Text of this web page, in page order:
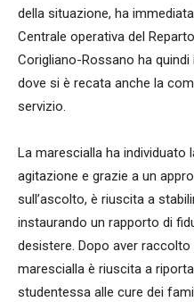
della situazione, ha
Centrale operativa del
Corigliano-Rossano ha
dove si è recata anche la
servizio.
La marescialla ha individuato
agitazione e grazie a un
sull’ascolto, è riuscita a
instaurando un rapporto di
desistere. Dopo aver
marescialla è riuscita a
studentessa alle cure dei